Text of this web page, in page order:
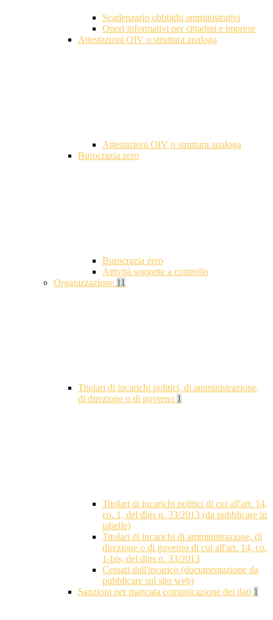
Scadenzario obblighi amministrativi
Oneri informativi per cittadini e imprese
Attestazioni OIV o struttura analoga
Attestazioni OIV o struttura analoga
Burocrazia zero
Burocrazia zero
Attività soggette a controllo
Organizzazione 11
Titolari di incarichi politici, di amministrazione,
di direzione o di governo 1
Titolari di incarichi politici di cui all'art. 14,
co. 1, del dlgs n. 33/2013 (da pubblicare in
tabelle)
Titolari di incarichi di amministrazione, di
direzione o di governo di cui all'art. 14, co.
1-bis, del dlgs n. 33/2013
Cessati dall'incarico (documentazione da
pubblicare sul sito web)
Sanzioni per mancata comunicazione dei dati 1